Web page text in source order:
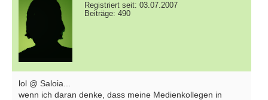
Registriert seit: 03.07.2007
Beiträge: 490
lol @ Saloia...
wenn ich daran denke, dass meine Medienkollegen in